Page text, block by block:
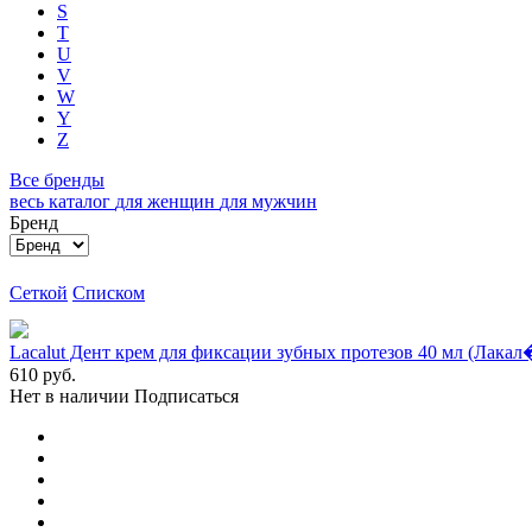
S
T
U
V
W
Y
Z
Все бренды
весь каталог для женщин для мужчин
Бренд
Сеткой Списком
Lacalut Дент крем для фиксации зубных протезов 40 мл
610 руб.
Нет в наличии Подписаться